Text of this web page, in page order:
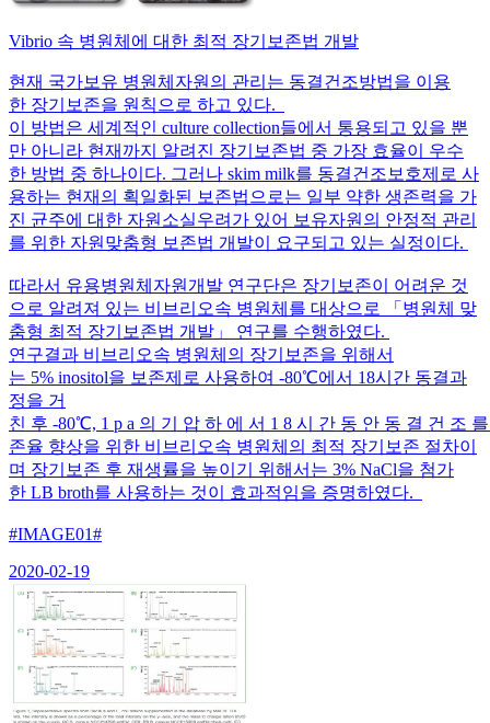
Vibrio 속 병원체에 대한 최적 장기보존법 개발
현재 국가보유 병원체자원의 관리는 동결건조방법을 이용
한 장기보존을 원칙으로 하고 있다.
이 방법은 세계적인 culture collection들에서 통용되고 있을 뿐
만 아니라 현재까지 알려진 장기보존법 중 가장 효율이 우수
한 방법 중 하나이다. 그러나 skim milk를 동결건조보호제로 사
용하는 현재의 획일화된 보존법으로는 일부 약한 생존력을 가
진 균주에 대한 자원소실우려가 있어 보유자원의 안정적 관리
를 위한 자원맞춤형 보존법 개발이 요구되고 있는 실정이다.
따라서 유용병원체자원개발 연구단은 장기보존이 어려운 것
으로 알려져 있는 비브리오속 병원체를 대상으로 「병원체 맞
춤형 최적 장기보존법 개발」 연구를 수행하였다.
연구결과 비브리오속 병원체의 장기보존을 위해서
는 5% inositol을 보존제로 사용하여 -80℃에서 18시간 동결과
정을 거
친 후 -80℃, 1 p a 의 기 압 하 에 서 1 8 시 간 동 안 동 결 건 조
존율 향상을 위한 비브리오속 병원체의 최적 장기보존 절차이
며 장기보존 후 재생률을 높이기 위해서는 3% NaCl을 첨가
한 LB broth를 사용하는 것이 효과적임을 증명하였다.
#IMAGE01#
2020-02-19